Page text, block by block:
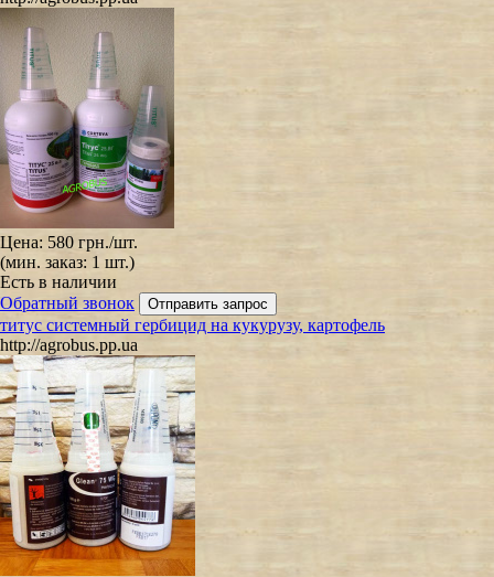
Цена: 580 грн./шт.
(мин. заказ: 1 шт.)
Есть в наличии
Обратный звонок
титус системный гербицид на кукурузу, картофель
http://agrobus.pp.ua